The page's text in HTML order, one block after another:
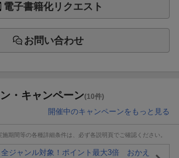
電子書籍化リクエスト
お問い合わせ
・キャンペーン(10件)
開催中のキャンペーンをもっと見る
期間等の各種詳細条件は、必ず各説明頁でご確認ください。
全ジャンル対象！ポイント最大3倍 おかえ